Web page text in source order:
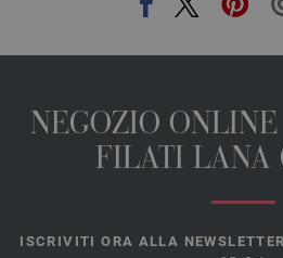
NEGOZIO
FILATI LANA
ISCRIVITI ORA ALLA